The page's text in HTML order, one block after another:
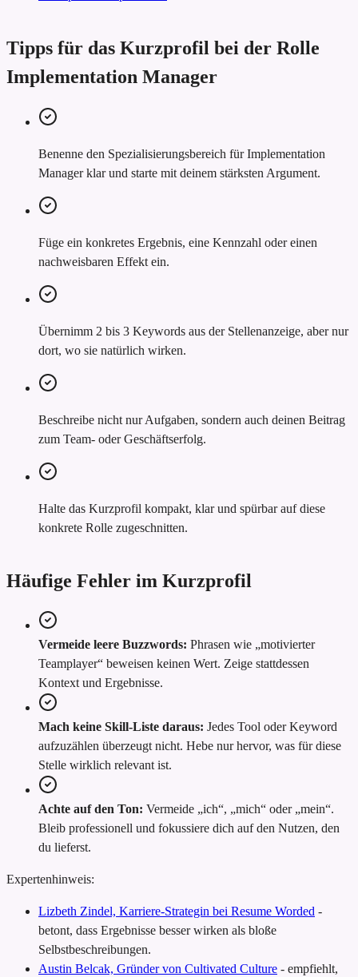
Tipps für das Kurzprofil bei der Rolle
Implementation Manager
Benenne den Spezialisierungsbereich für Implementation
Manager klar und starte mit deinem stärksten Argument.
Füge ein konkretes Ergebnis, eine Kennzahl oder einen
nachweisbaren Effekt ein.
Übernimm 2 bis 3 Keywords aus der Stellenanzeige, aber nur
dort, wo sie natürlich wirken.
Beschreibe nicht nur Aufgaben, sondern auch deinen Beitrag
zum Team- oder Geschäftserfolg.
Halte das Kurzprofil kompakt, klar und spürbar auf diese
konkrete Rolle zugeschnitten.
Häufige Fehler im Kurzprofil
Vermeide leere Buzzwords: Phrasen wie „motivierter
Teamplayer“ beweisen keinen Wert. Zeige stattdessen
Kontext und Ergebnisse.
Mach keine Skill-Liste daraus: Jedes Tool oder Keyword
aufzuzählen überzeugt nicht. Hebe nur hervor, was für diese
Stelle wirklich relevant ist.
Achte auf den Ton: Vermeide „ich“, „mich“ oder „mein“.
Bleib professionell und fokussiere dich auf den Nutzen, den
du lieferst.
Expertenhinweis:
Lizbeth Zindel, Karriere-Strategin bei Resume Worded -
betont, dass Ergebnisse besser wirken als bloße
Selbstbeschreibungen.
Austin Belcak, Gründer von Cultivated Culture - empfiehlt,